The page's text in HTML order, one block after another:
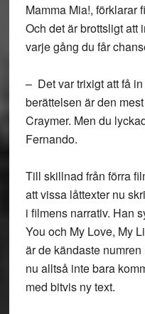
Mamma Mia!, förklarar
Och det är brottsligt att
varje gång du får
– Det var trixigt att få
berättelsen är den
Craymer. Men du
Fernando.
Till skillnad från förra
att vissa låttexter nu
i filmens narrativ. Han
You och My Love, My
är de kändaste
nu alltså inte bara
med bitvis ny text.